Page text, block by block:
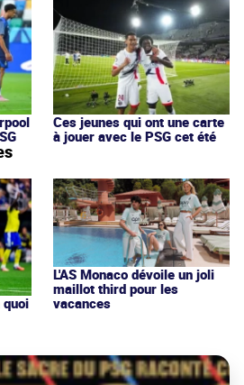
Ces jeunes qui ont une carte
à jouer avec le PSG cet été
quoi
L'AS Monaco dévoile un joli
maillot third pour les
vacances